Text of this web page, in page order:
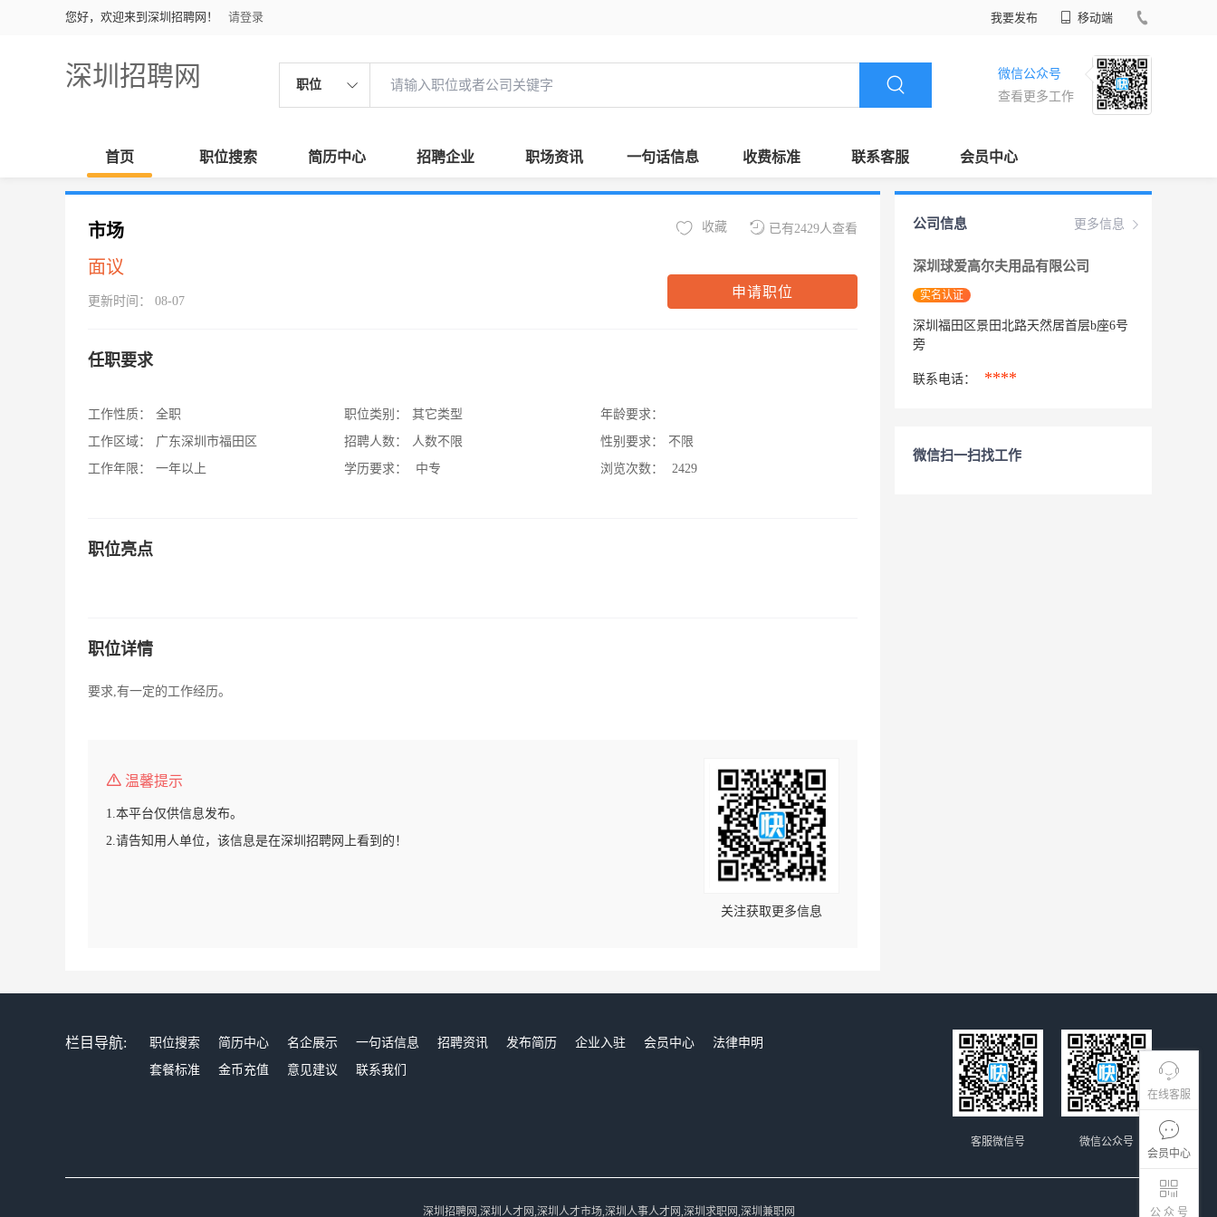
您好，欢迎来到深圳招聘网！ 请登录 我要发布 移动端
深圳招聘网 职位
微信公众号
查看更多工作
首页 职位搜索 简历中心 招聘企业 职场资讯 一句话信息 收费标准 联系客服 会员中心
在线客服
会员中心
公 众 号
市场
面议
更新时间： 08-07
已有2429人查看
收藏
申请职位
任职要求
工作性质：
全职
工作区域：
广东深圳市福田区
工作年限：
一年以上
职位类别：
其它类型
招聘人数：
人数不限
学历要求：
中专
年龄要求：
性别要求：
不限
浏览次数：
2429
职位亮点
职位详情
要求,有一定的工作经历。
温馨提示
1.本平台仅供信息发布。
2.请告知用人单位，该信息是在深圳招聘网上看到的！
关注获取更多信息
更多信息
公司信息
深圳球爱高尔夫用品有限公司
实名认证
深圳福田区景田北路天然居首层b座6号
旁
联系电话： ****
微信扫一扫找工作
栏目导航: 职位搜索 简历中心 名企展示 一句话信息 招聘资讯 发布简历 企业入驻 会员中心
法律申明
套餐标准
金币充值 意见建议 联系我们
微信公众号
客服微信号
深圳招聘网,深圳人才网,深圳人才市场,深圳人事人才网,深圳求职网,深圳兼职网